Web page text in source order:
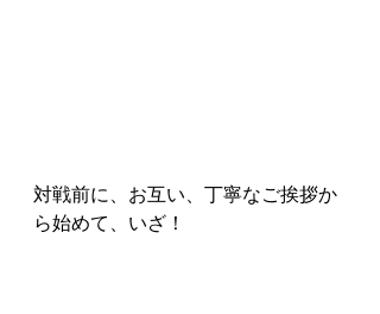
対戦前に、お互い、丁寧なご挨拶か
ら始めて、いざ！